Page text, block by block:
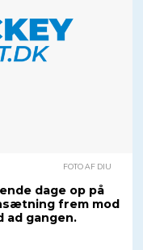
FOTO AF DIU
dage op på
frem mod
ad gangen.